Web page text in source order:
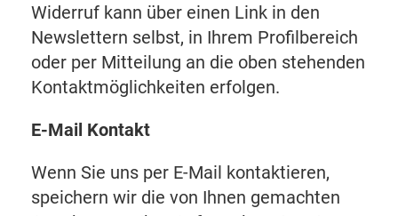
Widerruf kann über einen Link in den
Newslettern selbst, in Ihrem Profilbereich
oder per Mitteilung an die oben stehenden
Kontaktmöglichkeiten erfolgen.
E-Mail Kontakt
Wenn Sie uns per E-Mail kontaktieren,
speichern wir die von Ihnen gemachten